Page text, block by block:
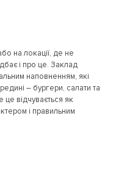
на локації, де не
і про це. Заклад
наповненням, які
– бургери, салати та
це відчувається як
і правильним